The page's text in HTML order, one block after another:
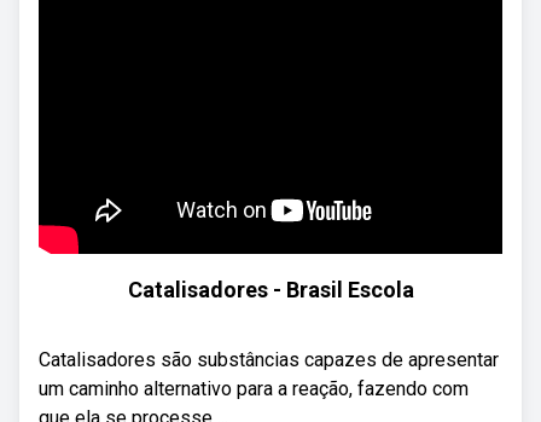
Catalisadores - Brasil Escola
Catalisadores são substâncias capazes de apresentar
um caminho alternativo para a reação, fazendo com